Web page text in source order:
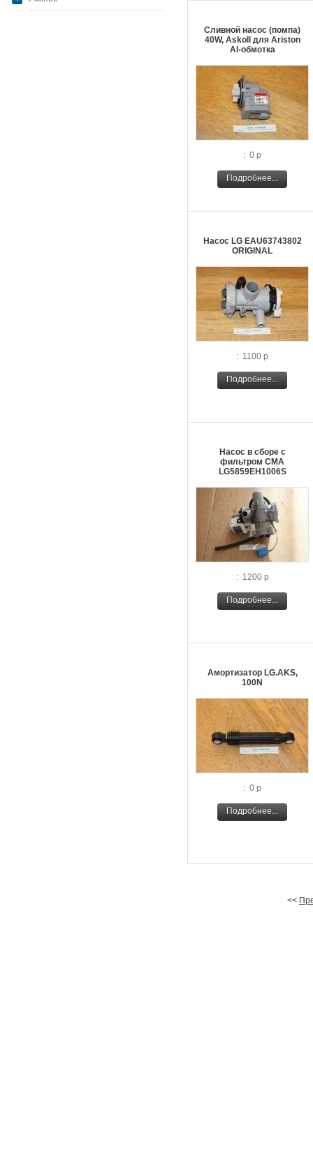
Сливной насос (помпа)
40W, Askoll для Ariston
Al-обмотка
: 0 р
Подробнее...
Насос LG EAU63743802
ORIGINAL
: 1100 р
Подробнее...
Насос в сборе с
фильтром СМА
LG5859EH1006S
: 1200 р
Подробнее...
Амортизатор LG.AKS,
100N
: 0 р
Подробнее...
<<